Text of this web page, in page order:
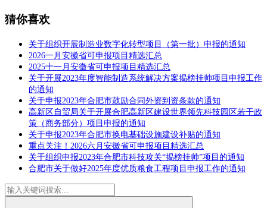
猜你喜欢
关于组织开展制造业数字化转型项目（第一批）申报的通知
2026一月安徽省可申报项目精选汇总
2025十一月安徽省可申报项目精选汇总
关于开展2023年度智能制造系统解决方案揭榜挂帅项目申报工作
的通知
关于申报2023年合肥市鼓励合同外资到资条款的通知
高新区自贸局关于开展合肥高新区建设世界领先科技园区若干政
策（商务部分）项目申报的通知
关于申报2023年合肥市换电基础设施建设补贴的通知
重点关注！2026六月安徽省可申报项目精选汇总
关于组织申报2023年合肥市科技攻关“揭榜挂帅”项目的通知
合肥市关于做好2025年度优质粮食工程项目申报工作的通知